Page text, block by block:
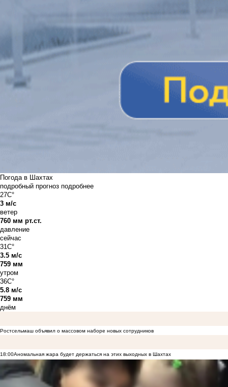
Погода в Шахтах
подробный прогноз подробнее
27C°
3 м/с
ветер
760 мм рт.ст.
давление
сейчас
31C°
3.5 м/с
759 мм
утром
36C°
5.8 м/с
759 мм
днём
Ростсельмаш объявил о массовом наборе новых сотрудников
18:00Аномальная жара будет держаться на этих выходных в Шахтах